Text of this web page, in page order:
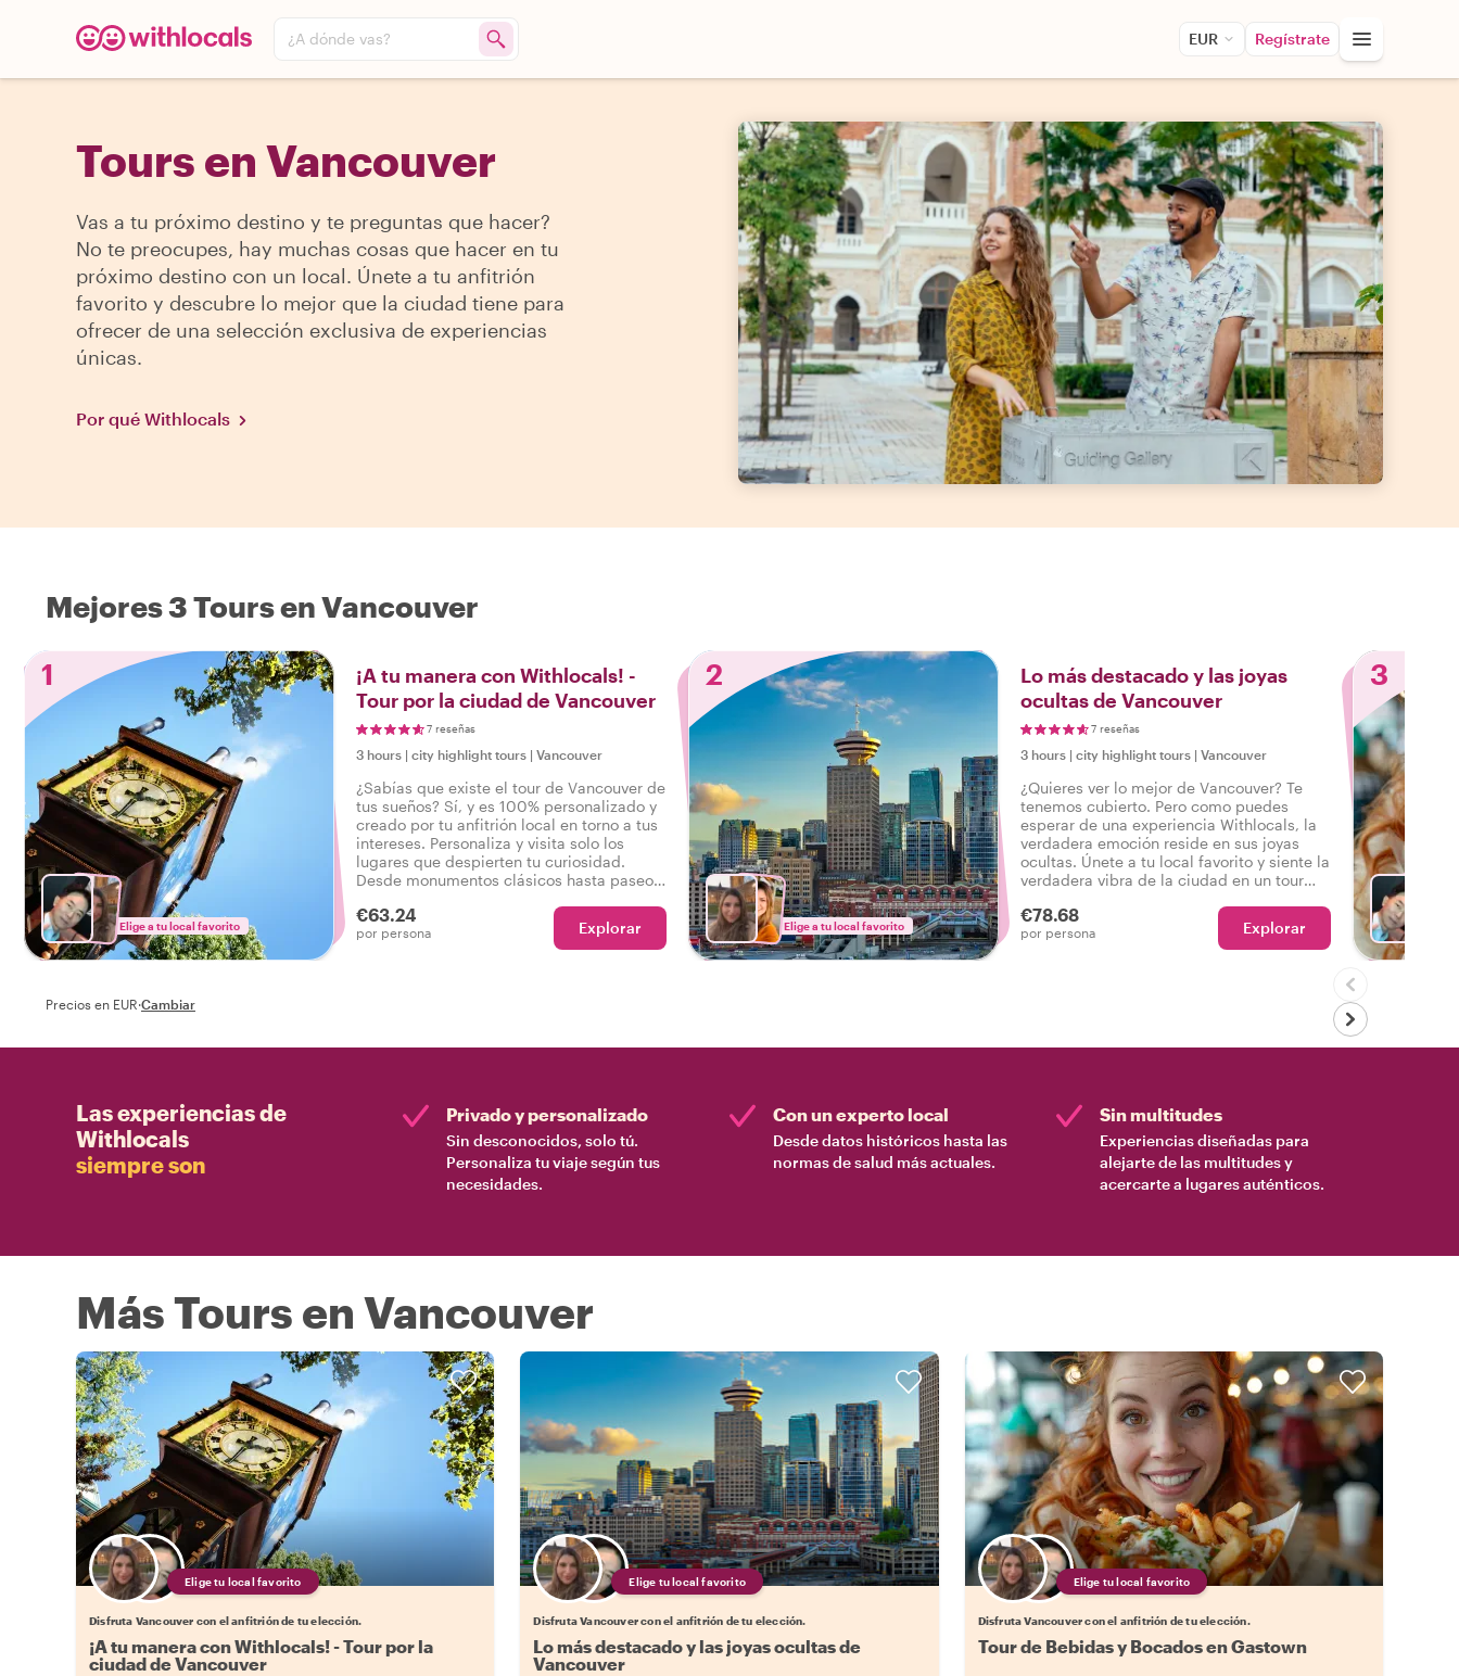
¿A dónde vas? EUR Regístrate
Tours en Vancouver
Vas a tu próximo destino y te preguntas que hacer?
No te preocupes, hay muchas cosas que hacer en tu
próximo destino con un local. Únete a tu anfitrión
favorito y descubre lo mejor que la ciudad tiene para
ofrecer de una selección exclusiva de experiencias
únicas.
Por qué Withlocals
Mejores 3 Tours en Vancouver
1
Elige a tu local favorito
¡A tu manera con Withlocals! -
Tour por la ciudad de Vancouver
7 reseñas
3 hours | city highlight tours | Vancouver
¿Sabías que existe el tour de Vancouver de
tus sueños? Sí, y es 100% personalizado y
creado por tu anfitrión local en torno a tus
intereses. Personaliza y visita solo los
lugares que despierten tu curiosidad.
Desde monumentos clásicos hasta paseos
órdenes!
€63.24
por persona Explorar
2
Elige a tu local favorito
Lo más destacado y las joyas
ocultas de Vancouver
7 reseñas
3 hours | city highlight tours | Vancouver
¿Quieres ver lo mejor de Vancouver? Te
tenemos cubierto. Pero como puedes
esperar de una experiencia Withlocals, la
verdadera emoción reside en sus joyas
ocultas. Únete a tu local favorito y siente la
verdadera vibra de la ciudad en un tour
¡Experimenté el verdadero Vancouver!
€78.68
por persona Explorar
3
Precios en EUR·Cambiar
Las experiencias de
Withlocals
siempre son
Privado y personalizado
Sin desconocidos, solo tú.
Personaliza tu viaje según tus
necesidades.
Con un experto local
Desde datos históricos hasta las
normas de salud más actuales.
Sin multitudes
Experiencias diseñadas para
alejarte de las multitudes y
acercarte a lugares auténticos.
Más Tours en Vancouver
Elige tu local favorito
Disfruta Vancouver con el anfitrión de tu elección.
¡A tu manera con Withlocals! - Tour por la
ciudad de Vancouver
Elige tu local favorito
Disfruta Vancouver con el anfitrión de tu elección.
Lo más destacado y las joyas ocultas de
Vancouver
Elige tu local favorito
Disfruta Vancouver con el anfitrión de tu elección.
Tour de Bebidas y Bocados en Gastown